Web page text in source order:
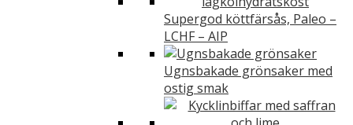
Supergod köttfärsås, Paleo –
LCHF – AIP
Ugnsbakade grönsaker med
ostig smak